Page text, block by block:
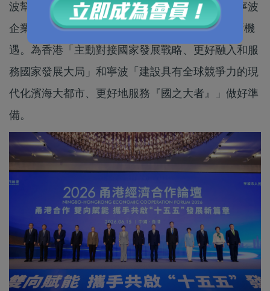
波幫」代表人士，以及粵港澳寧波籍同鄉社團和寧波
企業家等500多位嘉賓齊聚一堂，共謀兩地合作新機
遇。為香港「主動對接國家發展戰略、更好融入和服
務國家發展大局」和寧波「建設具有全球競爭力的現
代化濱海大都市、更好地服務『國之大者』」做好準
備。